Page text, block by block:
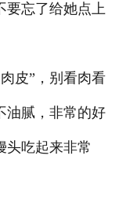
要忘了给她点上
皮”，别看肉看
油腻，非常的好
头吃起来非常